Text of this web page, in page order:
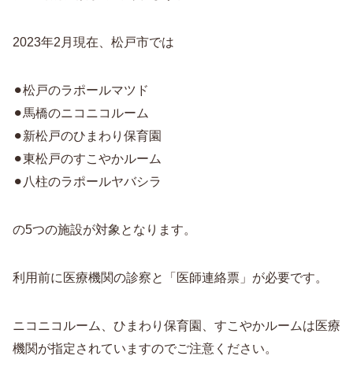
2023年2月現在、松戸市では
⚫︎松戸のラポールマツド
⚫︎馬橋のニコニコルーム
⚫︎新松戸のひまわり保育園
⚫︎東松戸のすこやかルーム
⚫︎八柱のラポールヤバシラ
の5つの施設が対象となります。
利用前に医療機関の診察と「医師連絡票」が必要です。
ニコニコルーム、ひまわり保育園、すこやかルームは医療
機関が指定されていますのでご注意ください。